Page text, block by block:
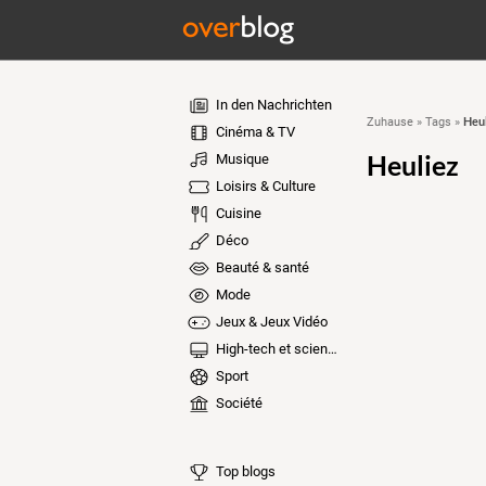
In den Nachrichten
Cinéma & TV
Musique
Loisirs & Culture
Cuisine
Déco
Beauté & santé
Mode
Jeux & Jeux Vidéo
High-tech et sciences
Sport
Société
Top blogs
Zuhause» Tags »
Heuliez